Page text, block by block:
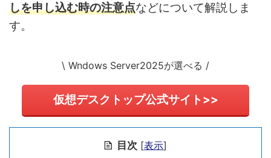
しを申し込む時の注意点などについて解説しま
す。
\ Wndows Server2025が選べる /
仮想デスクトップ公式サイト>>
目次 [表示]